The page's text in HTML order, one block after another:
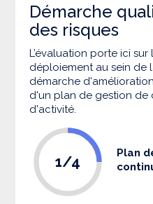
Démarche
des risques
L’évaluation porte ici
déploiement au sein de
démarche
d'un plan de gestion de
d'activité.
1/4
Plan